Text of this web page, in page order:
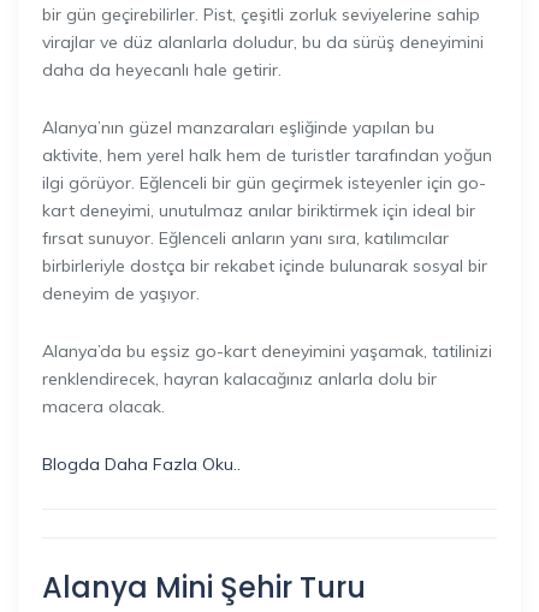
bir gün geçirebilirler. Pist, çeşitli zorluk seviyelerine sahip
virajlar ve düz alanlarla doludur, bu da sürüş deneyimini
daha da heyecanlı hale getirir.
Alanya’nın güzel manzaraları eşliğinde yapılan bu
aktivite, hem yerel halk hem de turistler tarafından yoğun
ilgi görüyor. Eğlenceli bir gün geçirmek isteyenler için go-
kart deneyimi, unutulmaz anılar biriktirmek için ideal bir
fırsat sunuyor. Eğlenceli anların yanı sıra, katılımcılar
birbirleriyle dostça bir rekabet içinde bulunarak sosyal bir
deneyim de yaşıyor.
Alanya’da bu eşsiz go-kart deneyimini yaşamak, tatilinizi
renklendirecek, hayran kalacağınız anlarla dolu bir
macera olacak.
Blogda Daha Fazla Oku..
Alanya Mini Şehir Turu